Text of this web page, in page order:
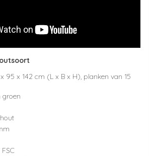
95 x 142 cm (L x B x H), planken van 15
groen